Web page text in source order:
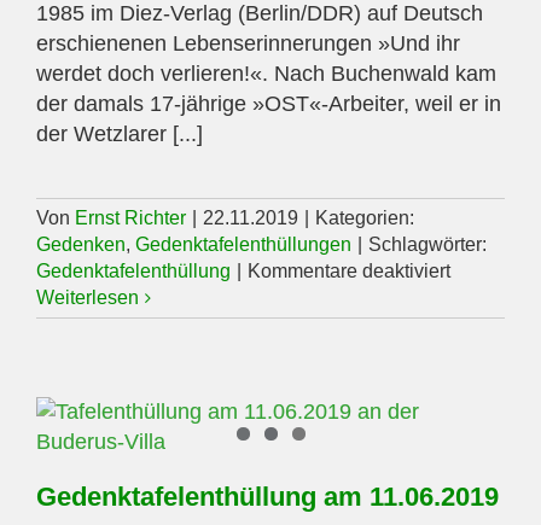
1985 im Diez-Verlag (Berlin/DDR) auf Deutsch
erschienenen Lebenserinnerungen »Und ihr
werdet doch verlieren!«. Nach Buchenwald kam
der damals 17-jährige »OST«-Arbeiter, weil er in
der Wetzlarer [...]
Von Ernst Richter 22.11.2019
Kategorien:
Gedenken, Gedenktafelenthüllungen
Schlagwörter:
Gedenktafelenthüllung
Kommentare deaktiviertfür
am
Weiterlesen
Gedenktafelenthüllung am 11.06.2019